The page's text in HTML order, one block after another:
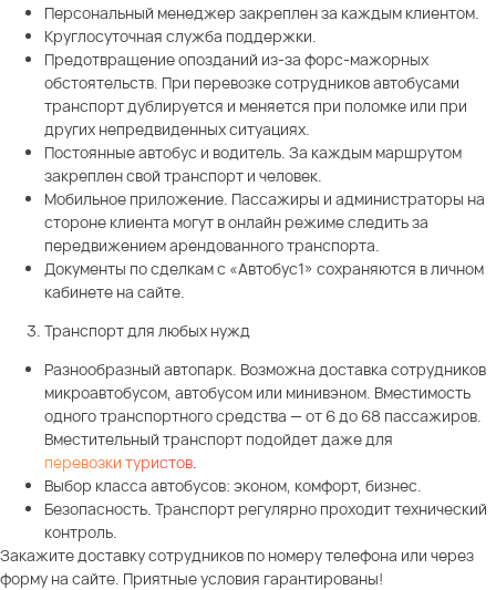
Персональный менеджер закреплен за каждым клиентом.
Круглосуточная служба поддержки.
Предотвращение опозданий из-за форс-мажорных
обстоятельств. При перевозке сотрудников автобусами
транспорт дублируется и меняется при поломке или при
других непредвиденных ситуациях.
Постоянные автобус и водитель. За каждым маршрутом
закреплен свой транспорт и человек.
Мобильное приложение. Пассажиры и администраторы на
стороне клиента могут в онлайн режиме следить за
передвижением арендованного транспорта.
Документы по сделкам с «Автобус1» сохраняются в личном
кабинете на сайте.
Транспорт для любых нужд
Разнообразный автопарк. Возможна доставка сотрудников
микроавтобусом, автобусом или минивэном. Вместимость
одного транспортного средства — от 6 до 68 пассажиров.
Вместительный транспорт подойдет даже для
перевозки туристов.
Выбор класса автобусов: эконом, комфорт, бизнес.
Безопасность. Транспорт регулярно проходит технический
контроль.
Закажите доставку сотрудников по номеру телефона или через
форму на сайте. Приятные условия гарантированы!